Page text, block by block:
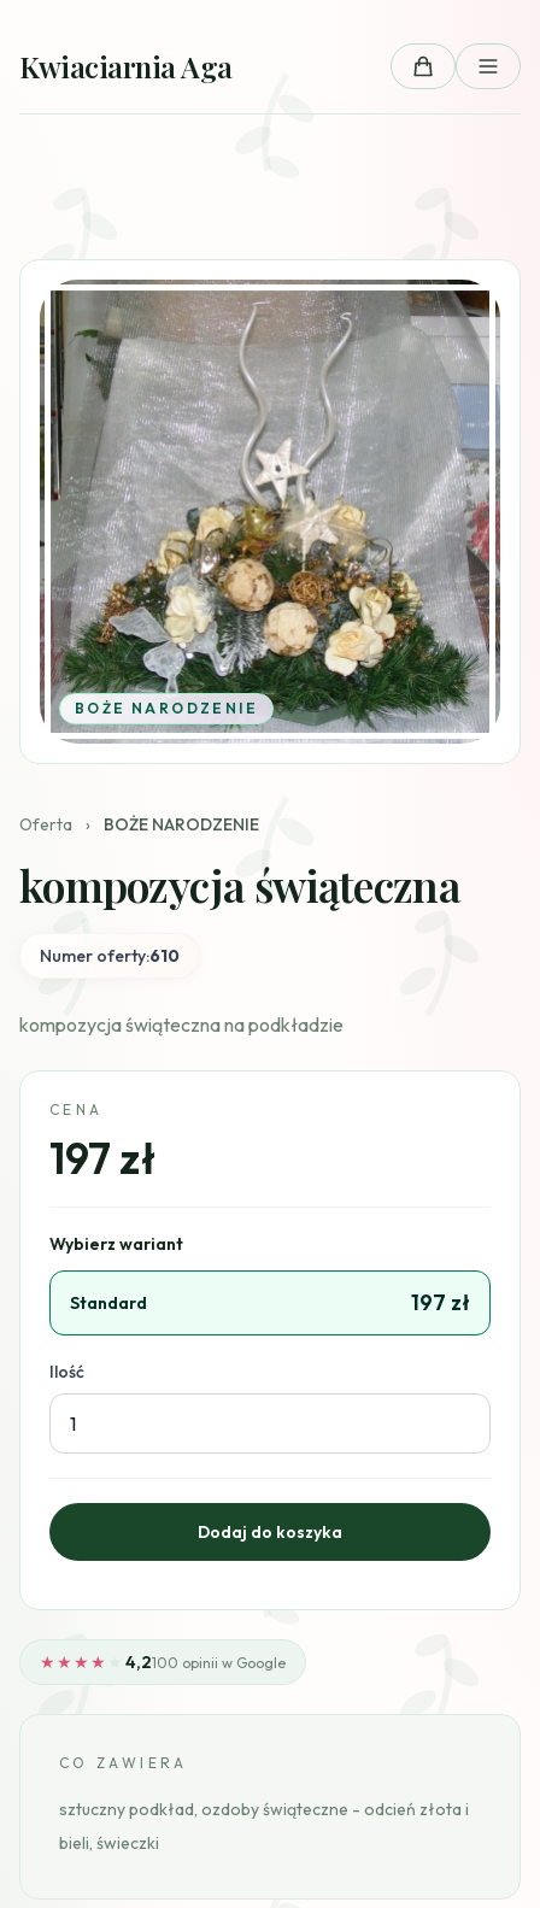
Kwiaciarnia Aga Koszyk
BOŻE NARODZENIE
Oferta › BOŻE NARODZENIE
kompozycja świąteczna
Numer oferty:610
kompozycja świąteczna na podkładzie
CENA
197 zł
Wybierz wariant
Standard 197 zł
Ilość
★★★★ 4,2100 opinii w Google
CO ZAWIERA
sztuczny podkład, ozdoby świąteczne - odcień złota i
bieli, świeczki